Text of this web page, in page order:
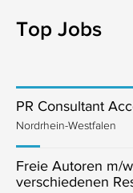
Top Jobs
PR Consultant
Nordrhein-Westfalen
Freie Autoren m/
verschiedenen